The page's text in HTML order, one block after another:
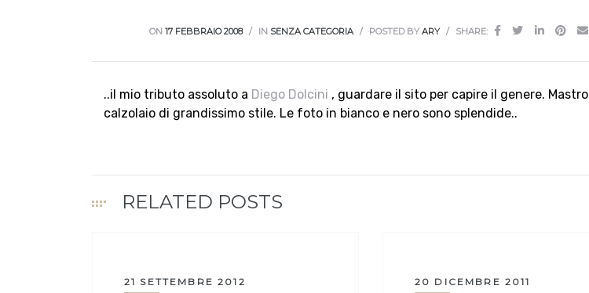
ON 17 FEBBRAIO 2008 IN SENZA CATEGORIA POSTED BY ARY SHARE:
..il mio tributo assoluto a Diego Dolcini , guardare il sito per capire il genere. Mastro
calzolaio di grandissimo stile. Le foto in bianco e nero sono splendide..
RELATED POSTS
21 SETTEMBRE 2012 20 DICEMBRE 2011